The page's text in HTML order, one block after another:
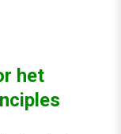
het